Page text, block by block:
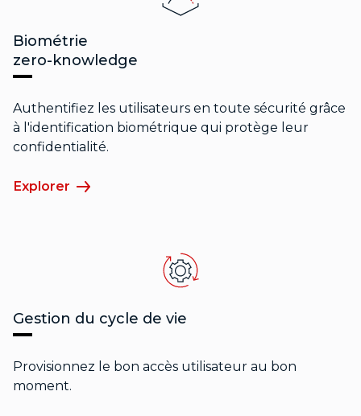
Biométrie
zero-knowledge
Authentifiez les utilisateurs en toute sécurité grâce
à l'identification biométrique qui protège leur
confidentialité.
Explorer
Gestion du cycle de vie
Provisionnez le bon accès utilisateur au bon
moment.